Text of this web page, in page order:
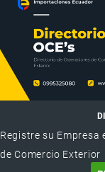
Registre su Empresa
de Comercio Exterior